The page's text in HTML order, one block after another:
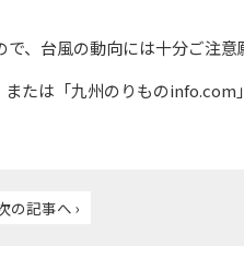
、台風の動向には十分ご注意
たは「九州のりものinfo.com
の記事へ ›